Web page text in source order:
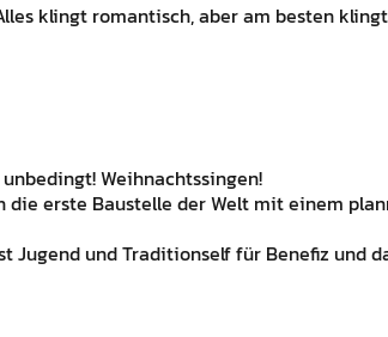
klingt romantisch, aber am besten
Weihnachtssingen!
die erste Baustelle der Welt mit einem
Jugend und Traditionself für Benefiz und